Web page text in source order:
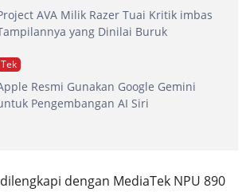
AVA Milik Razer Tuai Kritik imbas
yang Dinilai Buruk
Tek
Resmi Gunakan Google Gemini
Pengembangan AI Siri
dengan MediaTek NPU 890